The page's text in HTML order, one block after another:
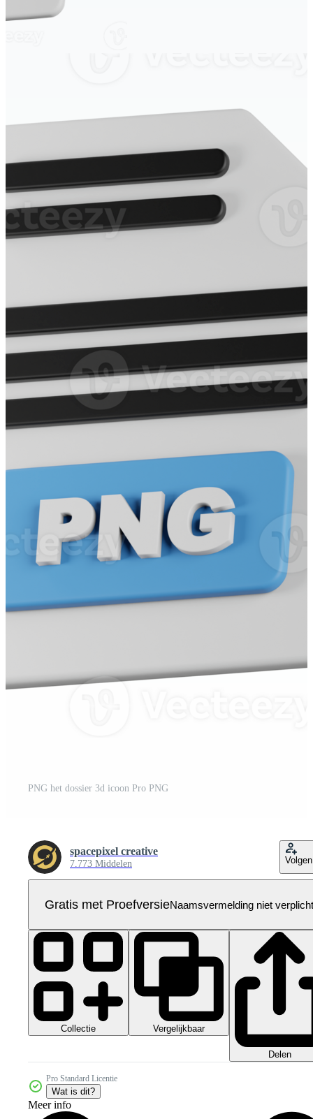
PNG het dossier 3d icoon Pro PNG
spacepixel creative
7.773 Middelen Volgen
Gratis met ProefversieNaamsvermelding niet verplicht
Collectie Vergelijkbaar
Delen
Pro Standard Licentie
Wat is dit?
Meer info